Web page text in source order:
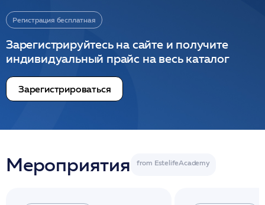
Регистрация бесплатная
Зарегистрируйтесь на сайте и получите
индивидуальный прайс на весь каталог
Зарегистрироваться
Мероприятия